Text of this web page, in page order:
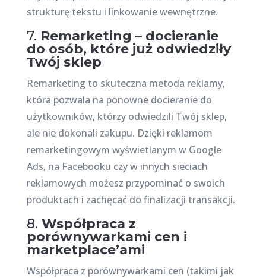
strukturę tekstu i linkowanie wewnętrzne.
7. Remarketing – docieranie
do osób, które już odwiedziły
Twój sklep
Remarketing to skuteczna metoda reklamy,
która pozwala na ponowne docieranie do
użytkowników, którzy odwiedzili Twój sklep,
ale nie dokonali zakupu. Dzięki reklamom
remarketingowym wyświetlanym w Google
Ads, na Facebooku czy w innych sieciach
reklamowych możesz przypominać o swoich
produktach i zachęcać do finalizacji transakcji.
8. Współpraca z
porównywarkami cen i
marketplace’ami
Współpraca z porównywarkami cen (takimi jak